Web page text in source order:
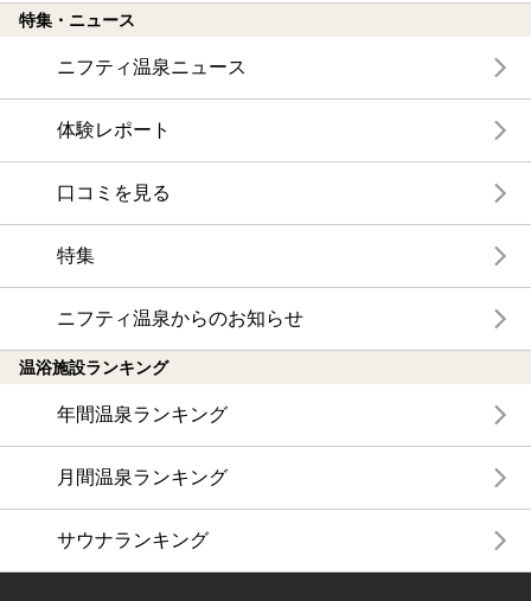
特集・ニュース
ニフティ温泉ニュース
体験レポート
口コミを見る
特集
ニフティ温泉からのお知らせ
温浴施設ランキング
年間温泉ランキング
月間温泉ランキング
サウナランキング